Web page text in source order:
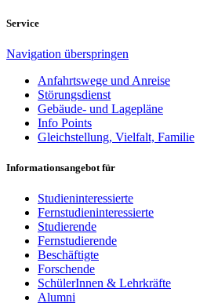
Service
Navigation überspringen
Anfahrtswege und Anreise
Störungsdienst
Gebäude- und Lagepläne
Info Points
Gleichstellung, Vielfalt, Familie
Informationsangebot für
Studieninteressierte
Fernstudieninteressierte
Studierende
Fernstudierende
Beschäftigte
Forschende
SchülerInnen & Lehrkräfte
Alumni